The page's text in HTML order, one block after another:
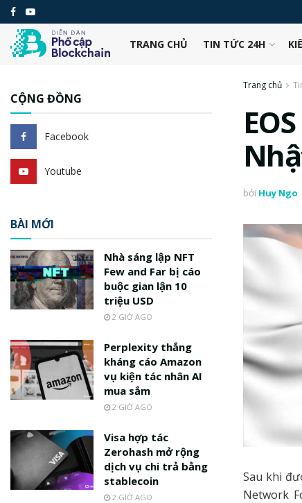
TRANG CHỦ TIN TỨC 24H
Trang chủ
bởi Huy Ngo
Sau khi
Network
CỘNG ĐỒNG
Facebook
Youtube
BÀI MỚI
Nhà sáng lập NFT
Few and Far bị cáo
buộc gian lận 10
triệu USD
2 GIỜ AGO
Perplexity thắng
kháng cáo Amazon
vụ kiện tác nhân AI
mua sắm
2 GIỜ AGO
Visa hợp tác
Zerohash mở rộng
dịch vụ chi trả bằng
stablecoin
2 GIỜ AGO